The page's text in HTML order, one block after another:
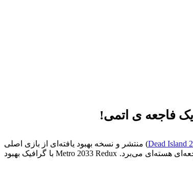
Dead Island 2) منتشر و نسخه بهبود یافته‌ای از بازی اصلی
Metro 2033 محسوب می‌شود. این بازی بر اساس رمان Dmitry Glukhovsky به همین نام ساخته شده است و شما را به دنیای تاریک و تخیلی پس از فاجعه‌ای هسته‌ای می‌برد. Metro 2033 Redux با گرافیک بهبود